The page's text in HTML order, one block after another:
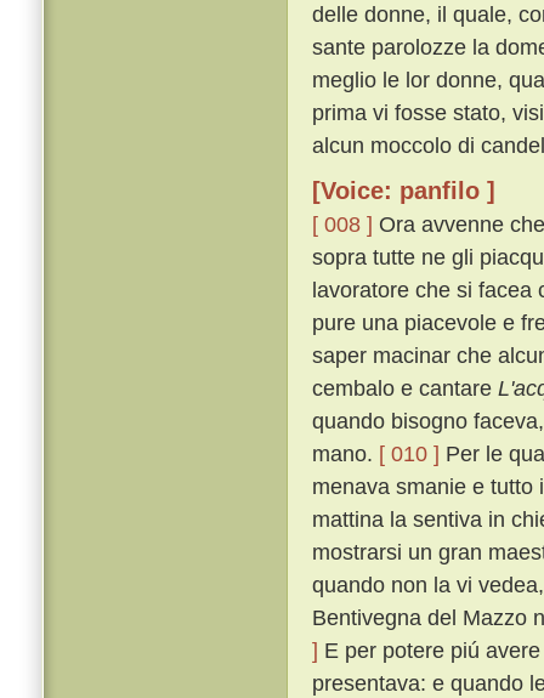
delle donne, il quale,
sante parolozze la
meglio le lor donne,
prima vi fosse stato,
alcun moccolo di
[Voice: panfilo ]
[ 008 ] Ora avvenne
sopra tutte ne gli
lavoratore che si
pure una piacevole e
saper macinar che
cembalo e cantare
quando bisogno
mano. [ 010 ] Per le
menava smanie e tutto
mattina la sentiva in
mostrarsi un gran
quando non la vi
Bentivegna del Mazzo
] E per potere piú
presentava: e quando